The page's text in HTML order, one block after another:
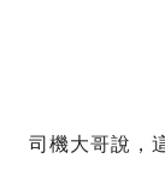
司機大哥說，